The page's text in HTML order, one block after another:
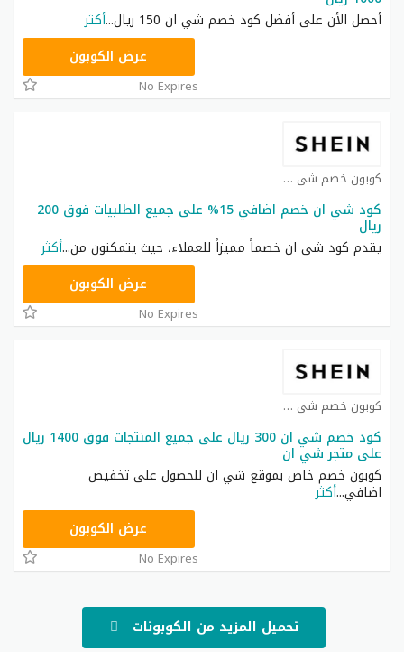
أحصل الأن على أفضل كود خصم شي ان 150 ريال
...أكثر
عرض الكوبون
No Expires
كوبون خصم شي ان كوبون
كود شي ان خصم اضافي 15% على جميع الطلبيات فوق 200
ريال
يقدم كود شي ان خصماً مميزاً للعملاء، حيث يتمكنون من...أكثر
عرض الكوبون
No Expires
كوبون خصم شي ان كوبون
كود خصم شي ان 300 ريال على جميع المنتجات فوق 1400 ريال
على متجر شي ان
كوبون خصم خاص بموقع شي ان للحصول على تخفيض
اضافي...أكثر
عرض الكوبون
No Expires
تحميل المزيد من الكوبونات